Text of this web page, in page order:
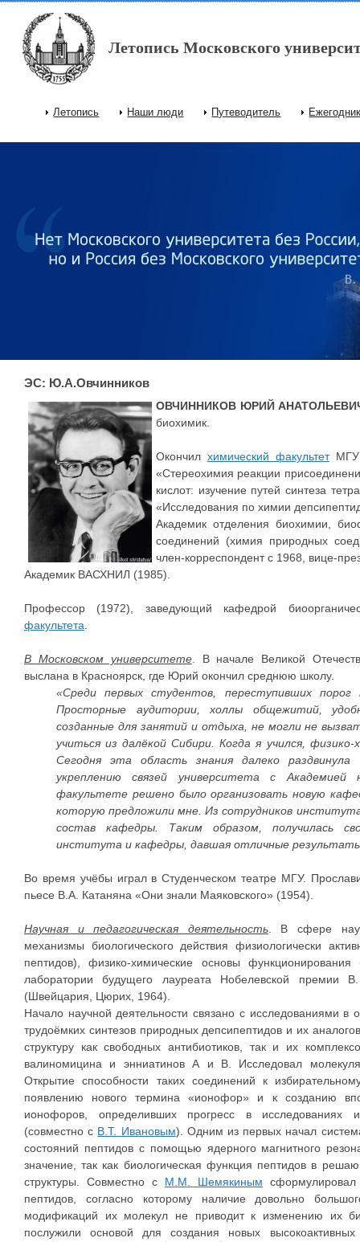
Перейти к основному содержанию
Летопись Московского
Главное меню
Летопись Наши люди Путеводитель
ЭС: Ю.А.Овчинников
ОВЧИННИКОВ ЮРИЙ
биохимик.
Окончил химический факультетМГУ
«Стереохимия реакции
кислот: изучение путей синтеза
«Исследования по химии
Академик отделения биохимии,
соединений (химия природных
член-корреспондент с 1968, вице-
Академик ВАСХНИЛ (1985).
Профессор (1972), заведующий кафедрой
факультета
В Московском университете. В начале Великой
выслана в Красноярск, где Юрий окончил среднюю школу.
«Среди первых студентов, переступивших
Просторные аудитории, холлы общежитий,
созданные для занятий и отдыха, не могли не
учиться из далёкой Сибири. Когда я учился,
Сегодня эта область знания далеко
укреплению связей университета с
факультете решено было организовать новую
которую предложили мне. Из сотрудников
состав кафедры. Таким образом, получилась
института и кафедры, давшая отличные
Во время учёбы играл в Студенческом театре МГУ.
пьесе В.А. Катаняна «Они знали Маяковского» (1954).
Научная и педагогическая деятельность. В сфере
механизмы биологического действия физиологически
пептидов), физико-химические основы
лаборатории будущего лауреата Нобелевской премии
(Швейцария, Цюрих, 1964).
Начало научной деятельности связано с исследованиями в
трудоёмких синтезов природных депсипептидов и их
структуру как свободных антибиотиков, так и их
валиномицина и энниатинов А и В. Исследовал
Открытие способности таких соединений к
появлению нового термина «ионофор» и к созданию
ионофоров, определивших прогресс в исследованиях
(совместно с В.Т. Ивановым). Одним из первых начал
состояний пептидов с помощью ядерного магнитного
значение, так как биологическая функция пептидов в
структуры. Совместно с М.М. Шемякиным
пептидов, согласно которому наличие довольно
модификаций их молекул не приводит к изменению их
послужили основой для создания новых